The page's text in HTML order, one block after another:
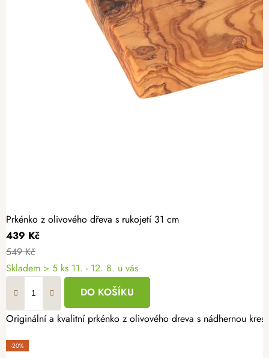
Prkénko z olivového dřeva s rukojetí 31 cm
439 Kč
549 Kč
Skladem > 5 ks 11. - 12. 8. u vás
DO KOŠÍKU
Originální a kvalitní prkénko z olivového dreva s nádhernou
-20%